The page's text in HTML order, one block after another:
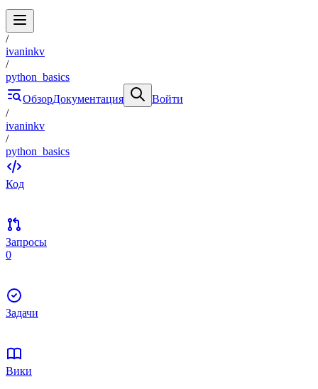
/
ivaninkv
/
python_basics
ОбзорДокументация
Войти
/
ivaninkv
/
python_basics
Код
Запросы
0
Задачи
Вики